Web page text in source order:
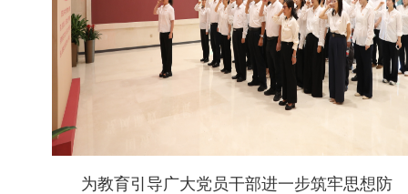
为教育引导广大党员干部进一步筑牢思想防